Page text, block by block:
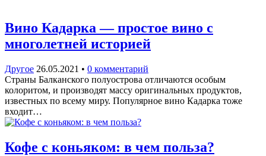
Вино Кадарка — простое вино с
многолетней историей
Другое 26.05.2021 • 0 комментарий
Страны Балканского полуострова отличаются особым
колоритом, и производят массу оригинальных продуктов,
известных по всему миру. Популярное вино Кадарка тоже
входит…
Кофе с коньяком: в чем польза?